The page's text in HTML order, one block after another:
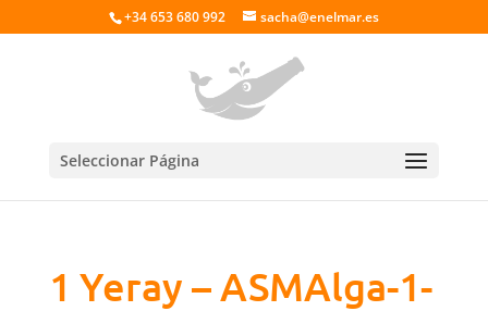
+34 653 680 992 sacha@enelmar.es
Seleccionar Página
1 Yeray – ASMAlga-1-